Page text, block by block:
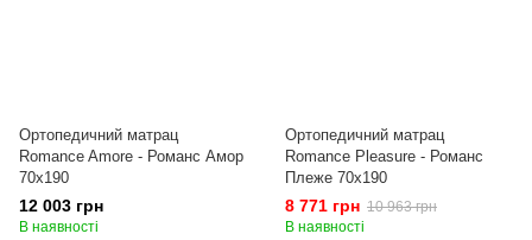
Ортопедичний матрац
Romance Amore - Романс Амор
70x190
12 003 грн
В наявності
Ортопедичний матрац
Romance Pleasure - Романс
Плеже 70x190
8 771 грн 10 963 грн
В наявності